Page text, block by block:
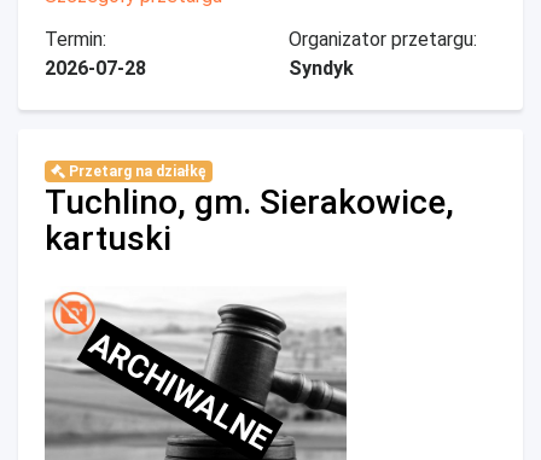
Termin:
2026-07-28
Organizator przetargu:
Syndyk
Przetarg na działkę
Tuchlino, gm. Sierakowice,
kartuski
ARCHIWALNE